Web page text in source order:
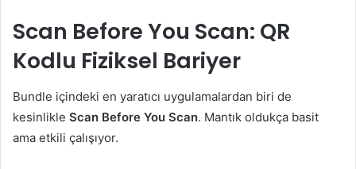
Scan Before You Scan: QR
Kodlu Fiziksel Bariyer
Bundle içindeki en yaratıcı uygulamalardan biri de
kesinlikle Scan Before You Scan. Mantık oldukça basit
ama etkili çalışıyor.